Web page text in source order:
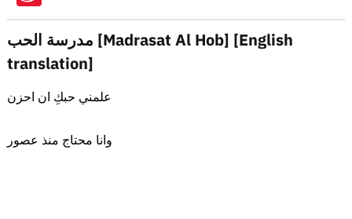
مدرسة الحب [Madrasat Al Hob] [English
translation]
علمني حبكِ ان احزن
وانا محتاج منذ عصور